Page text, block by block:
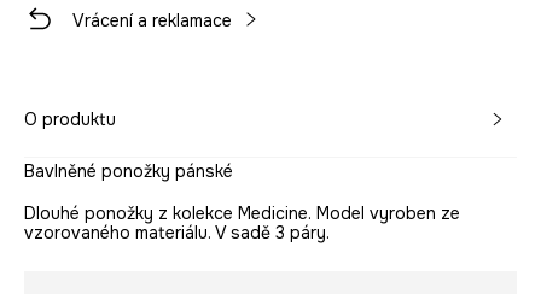
Vrácení a reklamace
O produktu
Bavlněné ponožky pánské
Dlouhé ponožky z kolekce Medicine. Model vyroben ze
vzorovaného materiálu. V sadě 3 páry.